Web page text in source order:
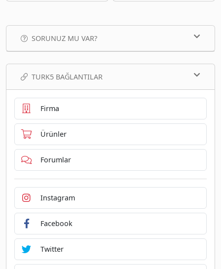
SORUNUZ MU VAR?
TURK5 BAĞLANTILAR
Firma
Ürünler
Forumlar
Instagram
Facebook
Twitter